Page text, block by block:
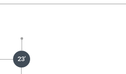
23'